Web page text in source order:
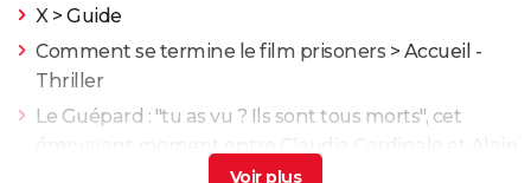
X> Guide
Comment se termine le film prisoners > Accueil -
Thriller
Le Guépard : "tu as vu ? Ils sont tous morts", cet
Delon à la fin de leur vie> Accueil - Film historique